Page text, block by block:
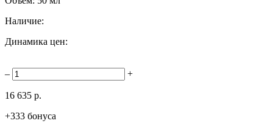
Наличие:
Динамика цен:
– +
16 635 р.
+333 бонуса